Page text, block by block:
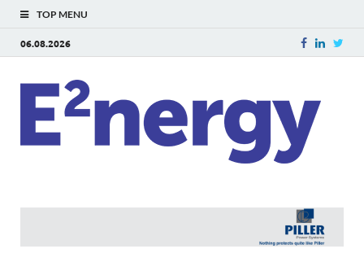
TOP MENU
06.08.2026